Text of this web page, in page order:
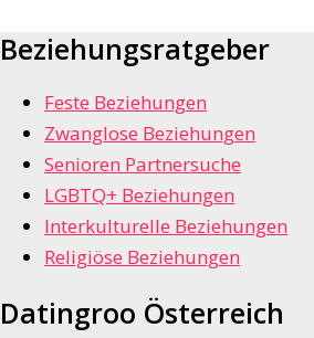
Beziehungsratgeber
Feste Beziehungen
Zwanglose Beziehungen
Senioren Partnersuche
LGBTQ+ Beziehungen
Interkulturelle Beziehungen
Religiöse Beziehungen
Datingroo Österreich